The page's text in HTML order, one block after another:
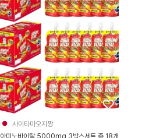
사이타마오지짱
아미노바이탈 5000mg 3박스세트 총 18개